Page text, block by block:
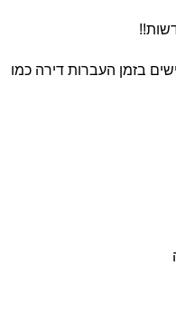
בזמן העברות דירה כמו